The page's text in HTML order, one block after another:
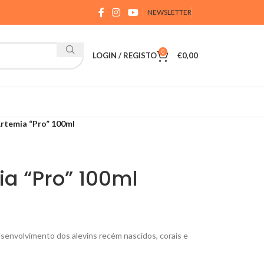
NEWSLETTER
LOGIN / REGISTO 0 €0,00
“Pro” 100ml
“Pro” 100ml
dos alevins recém nascidos, corais e